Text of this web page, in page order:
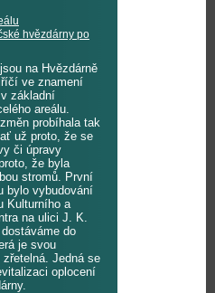
hvězdárny po
na Hvězdárně
ve znamení
základní
areálu.
probíhala tak
už proto, že se
či úpravy
že byla
stromů. První
bylo vybudování
Kulturního a
na ulici J. K.
do
je svou
Jedná se
oplocení